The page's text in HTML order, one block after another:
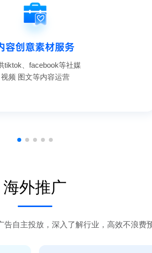
容创意素材服务
tiktok、facebook等社媒
视频 图文等内容运营
海外推广
自主投放，深入了解行业，高效不浪费预